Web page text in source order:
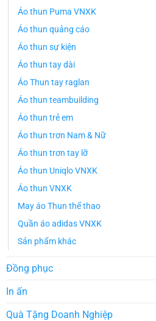
Áo thun Puma VNXK
Áo thun quảng cáo
Áo thun sự kiện
Áo thun tay dài
Áo Thun tay raglan
Áo thun teambuilding
Áo thun trẻ em
Áo thun trơn Nam & Nữ
Áo thun trơn tay lỡ
Áo thun Uniqlo VNXK
Áo thun VNXK
May áo Thun thể thao
Quần áo adidas VNXK
Sản phẩm khác
Đồng phục
In ấn
Quà Tặng Doanh Nghiệp